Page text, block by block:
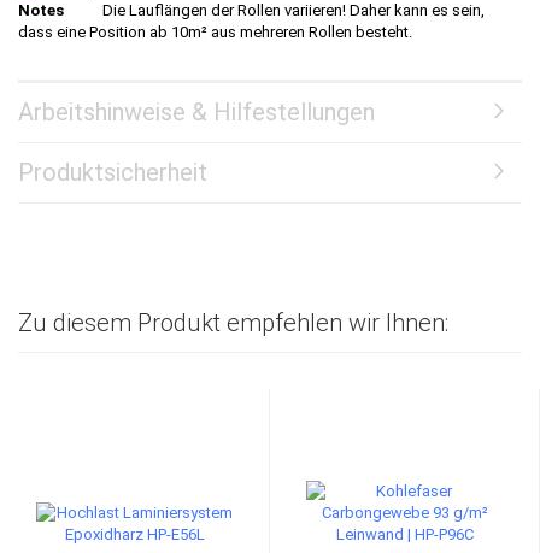
Die Lauflängen der Rollen variieren! Daher kann es sein,
dass eine Position ab 10m² aus mehreren Rollen besteht.
Arbeitshinweise & Hilfestellungen
Produktsicherheit
Zu diesem Produkt empfehlen wir Ihnen: